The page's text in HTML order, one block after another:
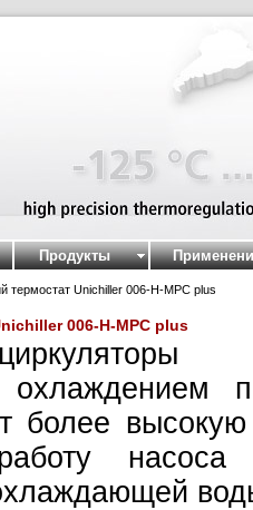
Продукты
термостат Unichiller 006-H-MPC plus
006-H-MPC plus
более
насоса